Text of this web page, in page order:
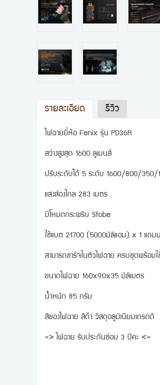
รายละเอียด รีวิว
ไฟฉายยี่ห้อ Fenix รุ่น PD36R
สว่างสูงสุด 1600 ลูเมนส์
ปรับระดับได้ 5 ระดับ 1600/800/350/
แสงส่องไกล 283 เมตร
มีโหมดกระพริบ Stobe
ใช้แบต 21700 (5000มิลิแอม) x 1 แถม
สามารถชาร์จในตัวไฟฉาย ครบชุดพร้อมใ
ขนาดไฟฉาย 160x90x35 มิลิเมตร
นำ้หนัก 85 กรัม
สีของไฟฉาย สีดำ วัสดุอลูมิเนียมเกรดดี
=> ไฟฉาย รับประกันซ่อม 3 ปีคะ <=